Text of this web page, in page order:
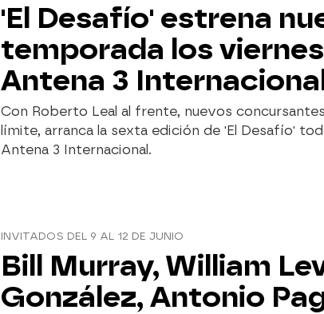
'El Desafío' estrena
temporada los
Antena 3
Con Roberto Leal al frente, nuevos
límite, arranca la sexta edición de 'El Desafío'
Antena 3 Internacional.
INVITADOS DEL 9 AL 12 DE JUNIO
Bill Murray, William
González, Antonio